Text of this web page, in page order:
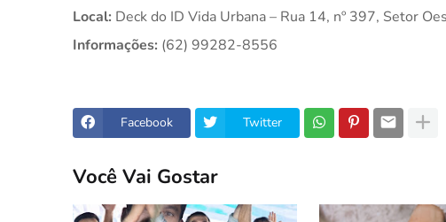
Local: Deck do ID Vida Urbana – Rua 14, nº 397, Setor
Informações: (62) 99282-8556
Facebook Twitter
Você Vai Gostar